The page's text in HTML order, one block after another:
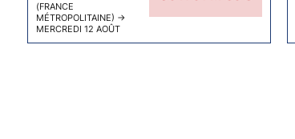
(FRANCE
MÉTROPOLITAINE) →
MERCREDI 12 AOÛT